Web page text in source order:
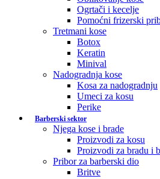
Ogrtači i kecelje
Pomoćni frizerski
Tretmani kose
Botox
Keratin
Minival
Nadogradnja kose
Kosa za nadogradnju
Umeci za kosu
Perike
Barberski sektor
Njega kose i brade
Proizvodi za kosu
Proizvodi za bradu i
Pribor za barberski dio
Britve